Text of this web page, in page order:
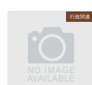
行政関連